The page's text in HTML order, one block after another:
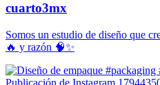
cuarto3mx
Somos un estudio de diseño que
🔥 y razón 🧠✨
Publicación de Instagram